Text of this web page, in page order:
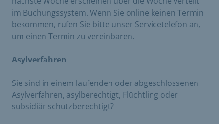
im Buchungssystem. Wenn Sie online keinen Termin
bekommen, rufen Sie bitte unser Servicetelefon an,
um einen Termin zu vereinbaren.
Asylverfahren
Sie sind in einem laufenden oder abgeschlossenen
Asylverfahren, asylberechtigt, Flüchtling oder
subsidiär schutzberechtigt?